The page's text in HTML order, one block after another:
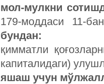
мол-мулкни
179-моддаси 11-
бундан:
қимматли
капиталидаги)
яшаш учун